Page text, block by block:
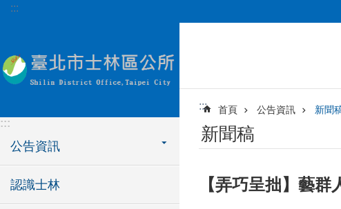
跳到主要內容區塊
:::
:::
公告資訊
認識士林
::: 首頁 公告資訊 新聞
新聞稿
【弄巧呈拙】藝